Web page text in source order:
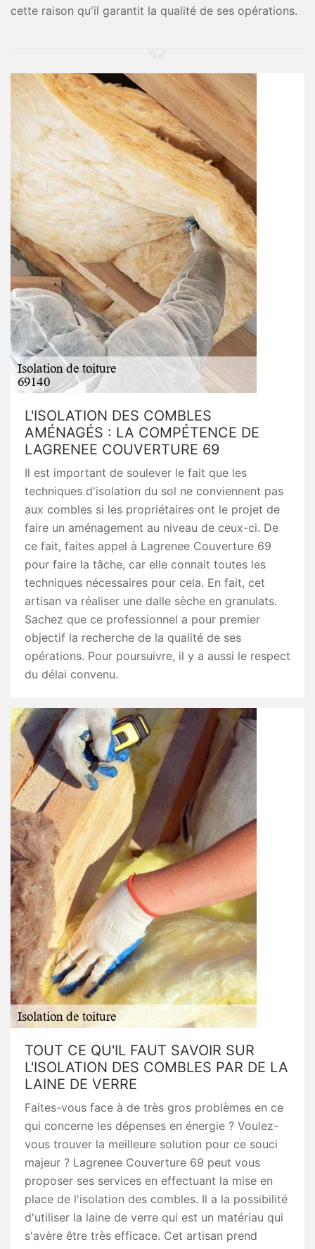
cette raison qu'il garantit la qualité de ses opérations.
L'ISOLATION DES COMBLES
AMÉNAGÉS : LA COMPÉTENCE DE
LAGRENEE COUVERTURE 69
Il est important de soulever le fait que les
techniques d'isolation du sol ne conviennent pas
aux combles si les propriétaires ont le projet de
faire un aménagement au niveau de ceux-ci. De
ce fait, faites appel à Lagrenee Couverture 69
pour faire la tâche, car elle connait toutes les
techniques nécessaires pour cela. En fait, cet
artisan va réaliser une dalle sèche en granulats.
Sachez que ce professionnel a pour premier
objectif la recherche de la qualité de ses
opérations. Pour poursuivre, il y a aussi le respect
du délai convenu.
TOUT CE QU'IL FAUT SAVOIR SUR
L'ISOLATION DES COMBLES PAR DE LA
LAINE DE VERRE
Faites-vous face à de très gros problèmes en ce
qui concerne les dépenses en énergie ? Voulez-
vous trouver la meilleure solution pour ce souci
majeur ? Lagrenee Couverture 69 peut vous
proposer ses services en effectuant la mise en
place de l'isolation des combles. Il a la possibilité
d'utiliser la laine de verre qui est un matériau qui
s'avère être très efficace. Cet artisan prend